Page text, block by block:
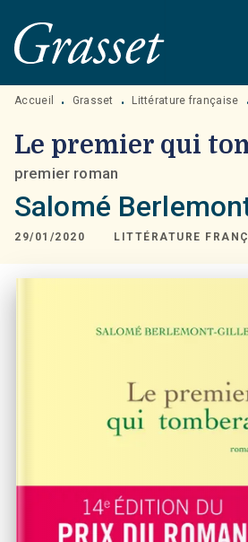
MENU RECHERCHE
PIED DE PAGE
Accueil • Grasset • Littérature française
Le premier qui
premier roman
Salomé
29/01/2020 LITTÉRATURE